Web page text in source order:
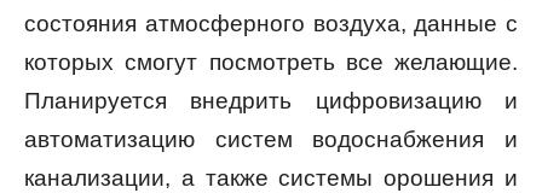
состояния атмосферного воздуха, данные с
которых смогут посмотреть все желающие.
Планируется внедрить цифровизацию и
автоматизацию систем водоснабжения и
канализации, а также системы орошения и